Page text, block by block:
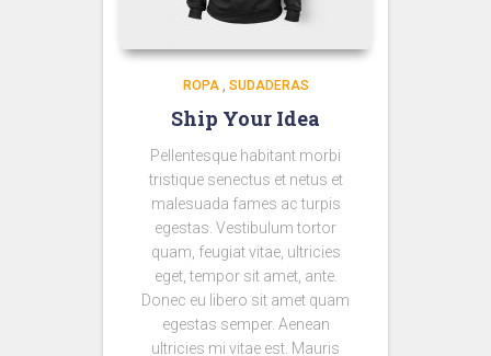
ROPA, SUDADERAS
Ship Your Idea
Pellentesque habitant morbi
tristique senectus et netus et
malesuada fames ac turpis
egestas. Vestibulum tortor
quam, feugiat vitae, ultricies
eget, tempor sit amet, ante.
Donec eu libero sit amet quam
egestas semper. Aenean
ultricies mi vitae est. Mauris